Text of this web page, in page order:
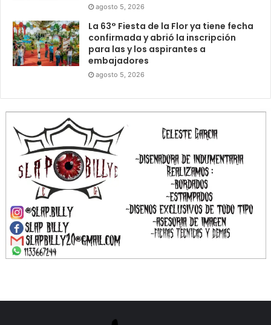
agosto 5, 2026
La 63° Fiesta de la Flor ya tiene fecha
confirmada y abrió la inscripción
para las y los aspirantes a
embajadores
agosto 5, 2026